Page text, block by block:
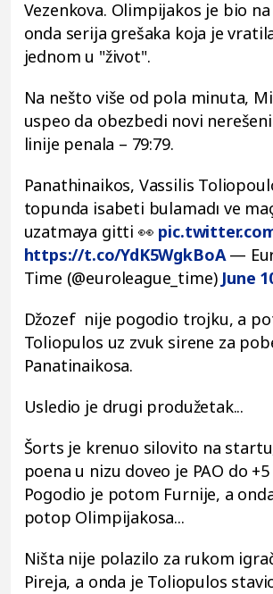
Vezenkova. Olimpijakos je bio na
onda serija grešaka koja je
jednom u "život".
Na nešto više od pola minuta,
uspeo da obezbedi novi
linije penala – 79:79.
Panathinaikos, Vassilis
topunda isabeti bulamadı ve
uzatmaya gitti 👀
https://t.co/YdK5WgkBoA—
Time (@euroleague_time) June
Džozef nije pogodio trojku, a
Toliopulos uz zvuk sirene za
Panatinaikosa.
Usledio je drugi produžetak...
Šorts je krenuo silovito na
poena u nizu doveo je PAO do +5
Pogodio je potom Furnije, a
potop Olimpijakosa...
Ništa nije polazilo za rukom
Pireja, a onda je Toliopulos